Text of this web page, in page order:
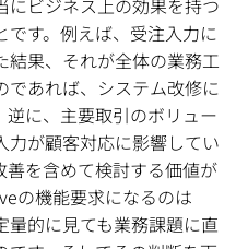
す。例えば、受注入力に
結果、それが全体の業務工
であれば、システム改修に
に、主要取引のボリュー
力が顧客対応に影響してい
善を含めて検討する価値が
の機能要求になるのは
量的に見ても業務課題に直